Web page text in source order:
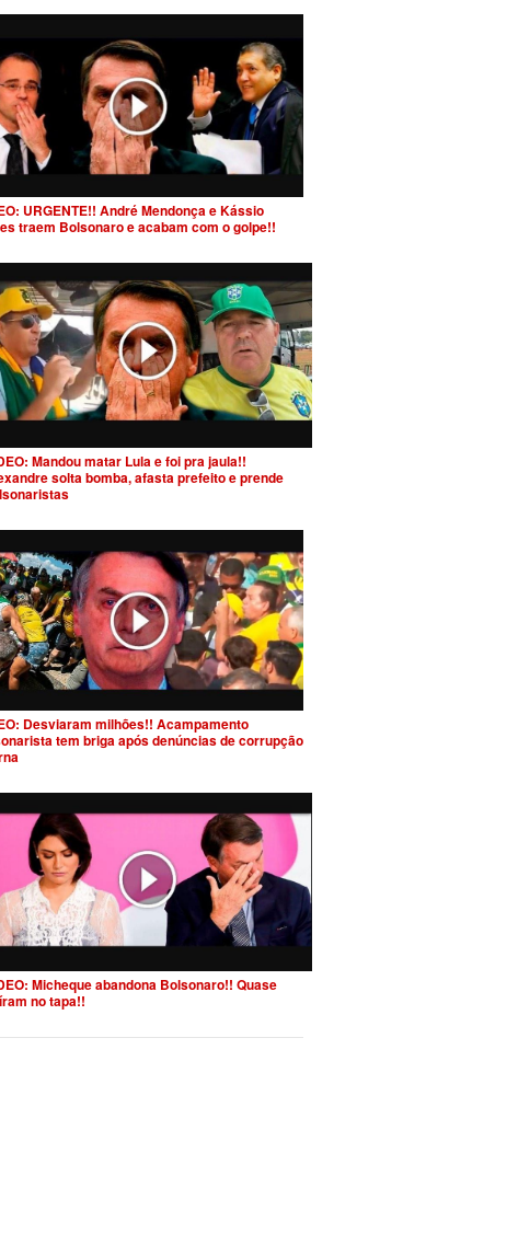
URGENTE!! André Mendonça e Kássio
traem Bolsonaro e acabam com o golpe!!
Mandou matar Lula e foi pra jaula!!
solta bomba, afasta prefeito e prende
Desviaram milhões!! Acampamento
tem briga após denúncias de corrupção
Micheque abandona Bolsonaro!! Quase
no tapa!!